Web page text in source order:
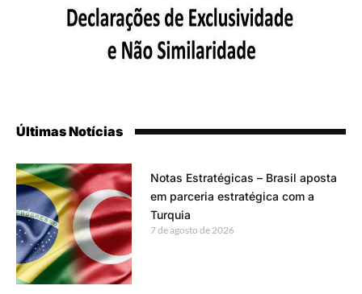
Últimas Notícias
Notas Estratégicas – Brasil aposta
em parceria estratégica com a
Turquia
7 de agosto de 2026